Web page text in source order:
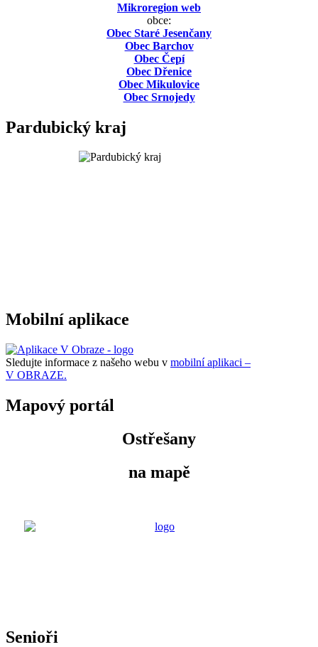
Mikroregion web
obce:
Obec Staré Jesenčany
Obec Barchov
Obec Čepí
Obec Dřenice
Obec Mikulovice
Obec Srnojedy
Pardubický kraj
Mobilní aplikace
Sledujte informace z našeho webu v mobilní aplikaci –
V OBRAZE.
Mapový portál
Ostřešany
na mapě
Senioři